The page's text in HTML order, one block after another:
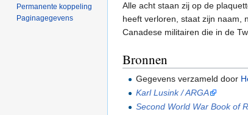
Alle acht staan zij op de
heeft verloren, staat zijn naam,
Canadese militairen die in de
Bronnen
Gegevens verzameld door
Karl Lusink / ARGA
Second World War Book of
Permanente koppeling
Paginagegevens